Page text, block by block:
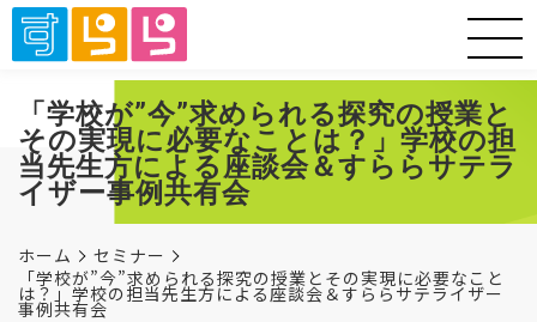
「学校が”今”求められる探究の授業と
その実現に必要なことは？」学校の担
当先生方による座談会＆すららサテラ
イザー事例共有会
ホーム
セミナー
「学校が”今”求められる探究の授業とその実現に必要なこと
は？」学校の担当先生方による座談会＆すららサテライザー
事例共有会